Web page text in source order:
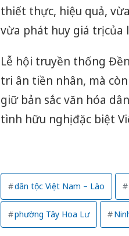
thiết thực, hiệu quả,
vừa phát huy giá trị
Lễ hội truyền thống
tri ân tiền nhân, mà
giữ bản sắc văn hóa
tình hữu nghị đặc biệt
dân tộc Việt Nam – Lào
phường Tây Hoa Lư